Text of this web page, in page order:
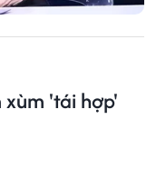
'tái hợp'